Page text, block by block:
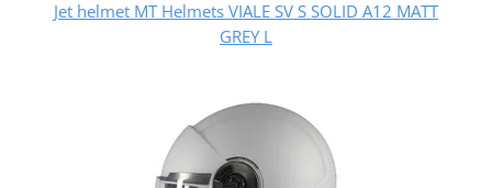
Jet helmet MT Helmets VIALE SV S SOLID A12 MATT
GREY L